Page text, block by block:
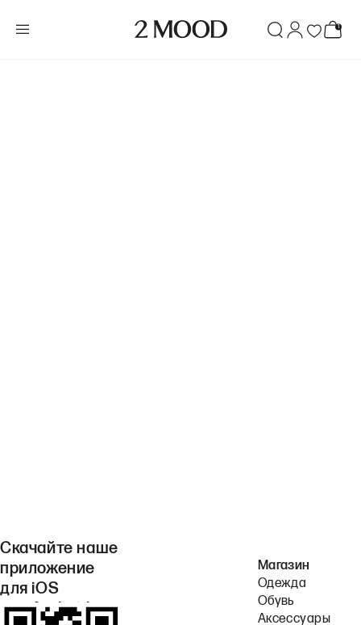
Скачайте наше
приложение
для iOS
или Android.
Магазин
Одежда
Обувь
Аксессуары